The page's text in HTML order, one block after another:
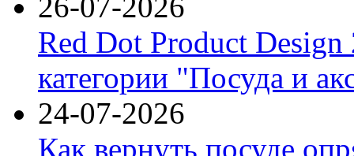
Red Dot Product Design
категории "Посуда и
24-07-2026
Как вернуть посуде